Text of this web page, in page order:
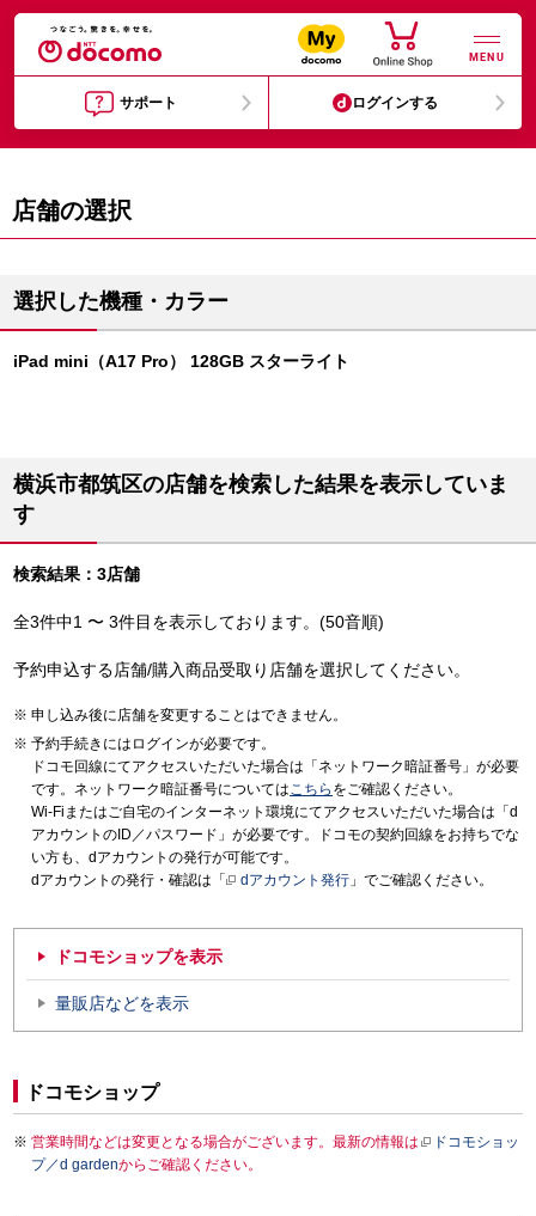
MENU
サポート ログインする
店舗の選択
選択した機種・カラー
iPad mini（A17 Pro） 128GB スターライト
横浜市都筑区の店舗を検索した結果を表示していま
す
検索結果：3店舗
全3件中1 〜 3件目を表示しております。(50音順)
予約申込する店舗/購入商品受取り店舗を選択してください。
申し込み後に店舗を変更することはできません。
予約手続きにはログインが必要です。
ドコモ回線にてアクセスいただいた場合は「ネットワーク暗証番号」が必要
です。ネットワーク暗証番号についてはこちら をご確認ください。
Wi-Fiまたはご自宅のインターネット環境にてアクセスいただいた場合は「d
アカウントのID／パスワード」が必要です。ドコモの契約回線をお持ちでな
い方も、dアカウントの発行が可能です。
dアカウントの発行・確認は「
dアカウント発行 」でご確認ください。
ドコモショップを表示
量販店などを表示
ドコモショップ
営業時間などは変更となる場合がございます。最新の情報は
ドコモショッ
プ／d gardenからご確認ください。